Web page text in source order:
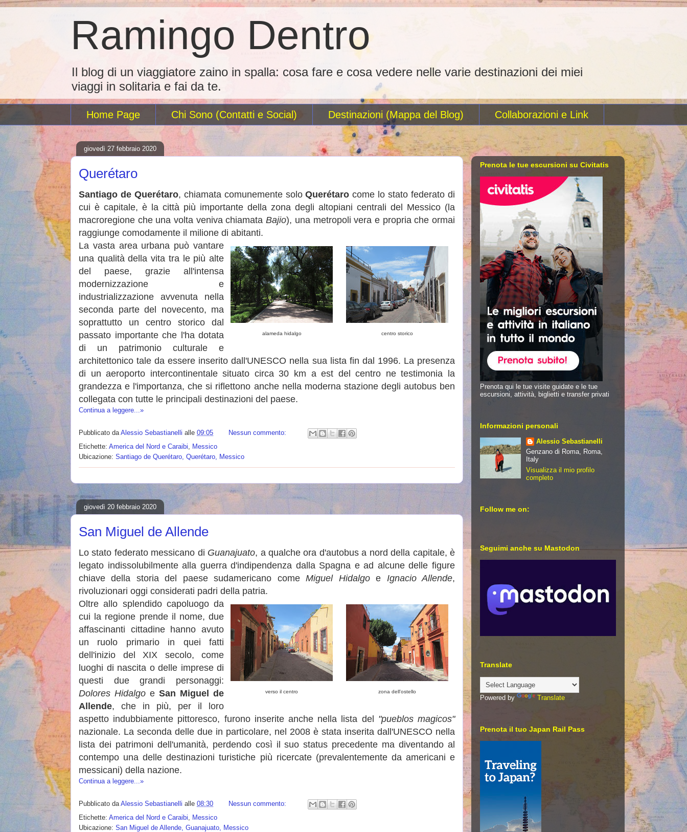
Ramingo Dentro
Il blog di un viaggiatore zaino in spalla: cosa fare e cosa vedere nelle varie destinazioni dei miei
viaggi in solitaria e fai da te.
Home Page Chi Sono (Contatti e Social) Destinazioni (Mappa del Blog) Collaborazioni e Link
giovedì 27 febbraio 2020
Querétaro
Santiago de Querétaro, chiamata comunemente soloQuerétaro come lo stato federato di
cui è capitale, è la città più importante della zona degli altopiani centrali del Messico (la
macroregione che una volta veniva chiamataBajio), una metropoli vera e propria che ormai
raggiunge comodamente il milione di abitanti.
centro storico
alameda hidalgo
La vasta area urbana può vantare
una qualità della vita tra le più alte
del paese, grazie all'intensa
modernizzazione e
industrializzazione avvenuta nella
seconda parte del novecento, ma
soprattutto un centro storico dal
passato importante che l'ha dotata
di un patrimonio culturale e
architettonico tale da essere inserito dall'UNESCO nella sua lista fin dal 1996. La presenza
di un aeroporto intercontinentale situato circa 30 km a est del centro ne testimonia la
grandezza e l'importanza, che si riflettono anche nella moderna stazione degli autobus ben
collegata con tutte le principali destinazioni del paese.
Continua a leggere...»
Pubblicato daAlessio Sebastianelli alle 09:05
Nessun commento:
Etichette: America del Nord e Caraibi, Messico
Ubicazione: Santiago de Querétaro, Querétaro, Messico
giovedì 20 febbraio 2020
San Miguel de Allende
Lo stato federato messicano di Guanajuato, a qualche ora d'autobus a nord della capitale, è
legato indissolubilmente alla guerra d'indipendenza dalla Spagna e ad alcune delle figure
chiave della storia del paese sudamericano comeMiguel Hidalgoe Ignacio Allende,
rivoluzionari oggi considerati padri della patria.
zona dell'ostello
verso il centro
Oltre allo splendido capoluogo da
cui la regione prende il nome, due
affascinanti cittadine hanno avuto
un ruolo primario in quei fatti
dell'inizio del XIX secolo, come
luoghi di nascita o delle imprese di
questi due grandi personaggi:
Dolores Hidalgo e San Miguel de
Allende, che in più, per il loro
aspetto indubbiamente pittoresco, furono inserite anche nella lista del "pueblos magicos"
nazionale. La seconda delle due in particolare, nel 2008 è stata inserita dall'UNESCO nella
lista dei patrimoni dell'umanità, perdendo così il suo status precedente ma diventando al
contempo una delle destinazioni turistiche più ricercate (prevalentemente da americani e
messicani) della nazione.
Continua a leggere...»
Pubblicato daAlessio Sebastianelli alle 08:30
Nessun commento:
Etichette: America del Nord e Caraibi, Messico
Ubicazione: San Miguel de Allende, Guanajuato, Messico
Prenota le tue escursioni su Civitatis
Prenota qui le tue visite guidate e le tue
escursioni, attività, biglietti e transfer privati
Informazioni personali
Alessio Sebastianelli
Genzano di Roma, Roma,
Italy
Visualizza il mio profilo
completo
Follow me on:
Seguimi anche su Mastodon
Translate
Powered by Translate
Prenota il tuo Japan Rail Pass